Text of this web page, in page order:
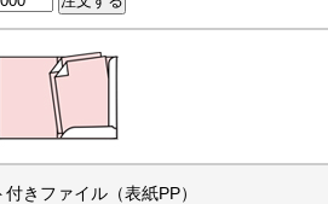
きファイル（表紙PP）